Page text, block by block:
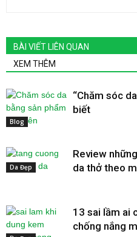
BÀI VIẾT LIÊN QUAN
XEM THÊM
Blog
“Chăm sóc
biết
Da Đẹp
Review
da thở theo
13 sai lầm ai
chống nắng